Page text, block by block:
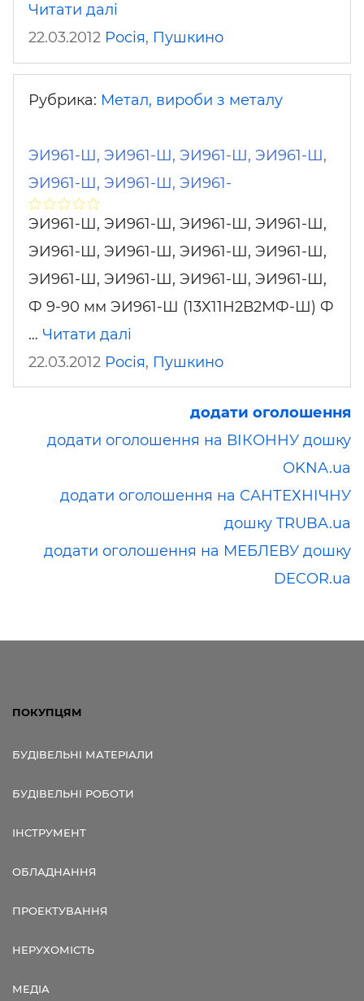
Читати далі
22.03.2012 Росія, Пушкино
Рубрика: Метал, вироби з металу
ЭИ961-Ш, ЭИ961-Ш, ЭИ961-Ш, ЭИ961-Ш,
ЭИ961-Ш, ЭИ961-Ш, ЭИ961-
ЭИ961-Ш, ЭИ961-Ш, ЭИ961-Ш, ЭИ961-Ш,
ЭИ961-Ш, ЭИ961-Ш, ЭИ961-Ш, ЭИ961-Ш,
ЭИ961-Ш, ЭИ961-Ш, ЭИ961-Ш, ЭИ961-Ш,
Ф 9-90 мм ЭИ961-Ш (13Х11Н2В2МФ-Ш) Ф
… Читати далі
22.03.2012 Росія, Пушкино
додати оголошення
додати оголошення на ВІКОННУ дошку
OKNA.ua
додати оголошення на САНТЕХНІЧНУ
дошку TRUBA.ua
додати оголошення на МЕБЛЕВУ дошку
DECOR.ua
ПОКУПЦЯМ
БУДІВЕЛЬНІ МАТЕРІАЛИ
БУДІВЕЛЬНІ РОБОТИ
ІНСТРУМЕНТ
ОБЛАДНАННЯ
ПРОЕКТУВАННЯ
НЕРУХОМІСТЬ
МЕДІА